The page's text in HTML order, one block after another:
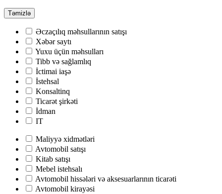
Təmizlə
Əczaçılıq məhsullarının satışı
Хəbər saytı
Yuxu üçün məhsulları
Tibb və sağlamlıq
İctimai iaşə
İstehsal
Konsaltinq
Ticarət şirkəti
İdman
IT
Maliyyə xidmətləri
Avtomobil satışı
Kitab satışı
Mebel istehsalı
Avtomobil hissələri və aksesuarlarının ticarəti
Avtomobil kirayəsi